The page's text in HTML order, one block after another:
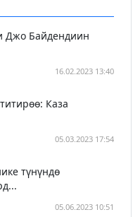
Джо Байдендиин
16.02.2023 13:40
Каза
05.03.2023 17:54
түнүндө
05.06.2023 10:51